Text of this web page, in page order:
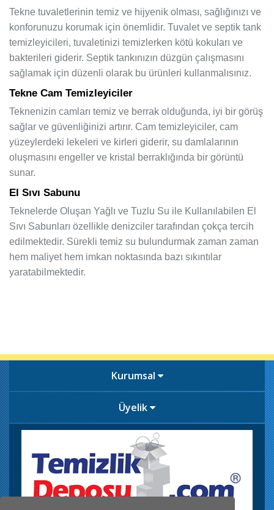
Tekne tuvaletlerinin temiz ve hijyenik olması, sağlığınızı ve
konforunuzu korumak için önemlidir. Tuvalet ve septik tank
temizleyicileri, tuvaletinizi temizlerken kötü kokuları ve
bakterileri giderir. Septik tankınızın düzgün çalışmasını
sağlamak için düzenli olarak bu ürünleri kullanmalısınız.
Tekne Cam Temizleyiciler
Teknenizin camları temiz ve berrak olduğunda, iyi bir görüş
sağlar ve güvenliğinizi artırır. Cam temizleyiciler, cam
yüzeylerdeki lekeleri ve kirleri giderir, su damlalarının
oluşmasını engeller ve kristal berraklığında bir görüntü
sunar.
El Sıvı Sabunu
Teknelerde Oluşan Yağlı ve Tuzlu Su ile Kullanılabilen El
Sıvı Sabunları özellikle denizciler tarafından çokça tercih
edilmektedir. Sürekli temiz su bulundurmak zaman zaman
hem maliyet hem imkan noktasında bazı sıkıntılar
yaratabilmektedir.
Kurumsal
Üyelik